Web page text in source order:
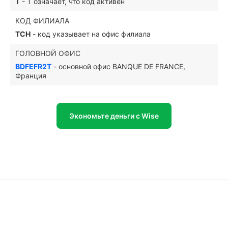
КОД ФИЛИАЛА
TCH - код указывает на офис филиала
ГОЛОВНОЙ ОФИС
BDFEFR2T - основной офис BANQUE DE FRANCE,
Франция
Экономьте деньги с Wise